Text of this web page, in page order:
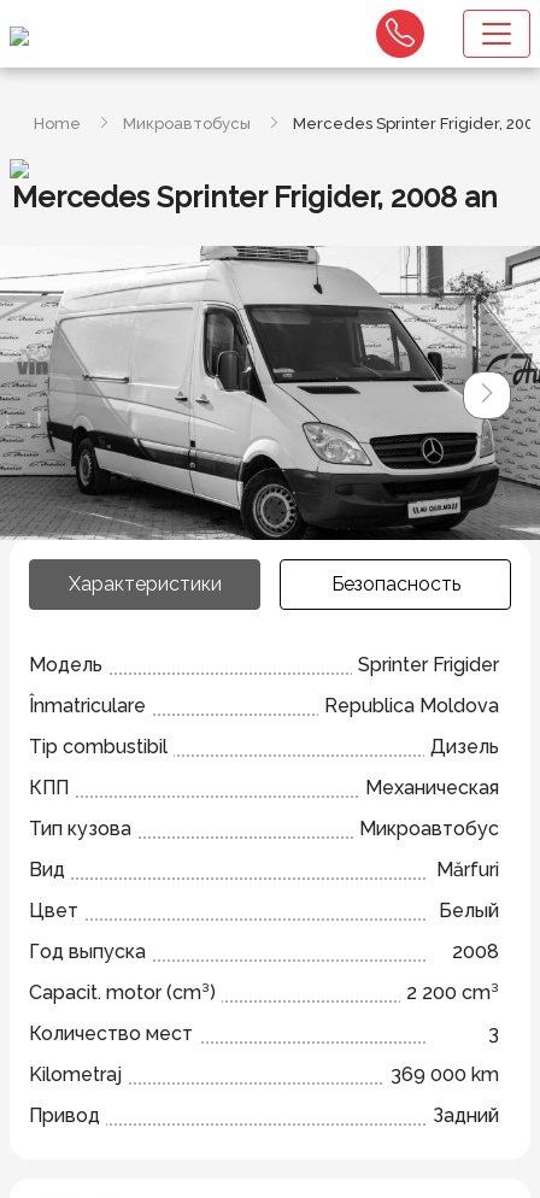
Home Микроавтобусы Mercedes Sprinter Frigider,
Mercedes Sprinter Frigider, 2008 an
Характеристики Безопасность
Модель
Sprinter Frigider
Înmatriculare
Republica Moldova
Tip combustibil
Дизель
КПП
Механическая
Тип кузова
Микроавтобус
Вид
Mărfuri
Цвет
Белый
Год выпуска
2008
Capacit. motor (cm³)
2 200 cm³
Количество мест
3
Kilometraj
369 000 km
Привод
Задний